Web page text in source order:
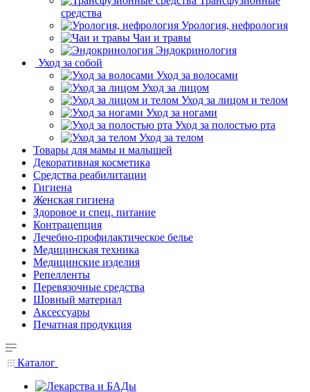
средства
Урология, нефрология
Чаи и травы
Эндокринология
Уход за собой
Уход за волосами
Уход за лицом
Уход за лицом и телом
Уход за ногами
Уход за полостью рта
Уход за телом
Товары для мамы и малышей
Декоративная косметика
Средства реабилитации
Гигиена
Женская гигиена
Здоровое и спец. питание
Контрацепция
Лечебно-профилактическое белье
Медицинская техника
Медицинские изделия
Репелленты
Перевязочные средства
Шовный материал
Аксессуары
Печатная продукция
Каталог